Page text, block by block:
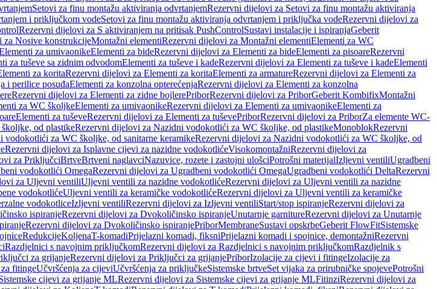
Setovi za finu montažu aktiviranja odvrtanjemRezervni dijelovi za Setovi za finu montažu aktiviranja
i priključkom vodeSetovi za finu montažu aktiviranja odvrtanjem i priključka vodeRezervni dijelovi za
Rezervni dijelovi za S aktiviranjem na pritisak PushControlSustavi instalacije i ispiranjaGeberit
za Nosive konstrukcijeMontažni elementiRezervni dijelovi za Montažni elementiElementi za WC
za umivaonikeElementi za bideRezervni dijelovi za Elementi za bideElementi za pisoareRezervni
za tuševe sa zidnim odvodomElementi za tuševe i kadeRezervni dijelovi za Elementi za tuševe i kadeElementi
za koritaRezervni dijelovi za Elementi za koritaElementi za armatureRezervni dijelovi za Elementi za
i perilice posuđaElementi za konzolna opterećenjaRezervni dijelovi za Elementi za konzolna
Rezervni dijelovi za Elementi za zidne bojlerePriborRezervni dijelovi za PriborGeberit KombifixMontažni
za WC školjkeElementi za umivaonikeRezervni dijelovi za Elementi za umivaonikeElementi za
Elementi za tuševeRezervni dijelovi za Elementi za tuševePriborRezervni dijelovi za PriborZa elemente WC-
od plastikeRezervni dijelovi za Nazidni vodokotlići za WC školjke, od plastikeMonoblokRezervni
vodokotlići za WC školjke, od sanitarne keramikeRezervni dijelovi za Nazidni vodokotlići za WC školjke, od
Rezervni dijelovi za Isplavne cijevi za nazidne vodokotlićeVisokomontažniRezervni dijelovi za
za PriključciBrtveBrtveni naglavciNazuvice, rozete i zastojni ulošciPotrošni materijalIzljevni ventiliUgradbeni
vodokotlići OmegaRezervni dijelovi za Ugradbeni vodokotlići OmegaUgradbeni vodokotlići DeltaRezervni
za Uljevni ventiliUljevni ventili za nazidne vodokotlićeRezervni dijelovi za Uljevni ventili za nazidne
vodokotlićeUljevni ventili za keramičke vodokotlićeRezervni dijelovi za Uljevni ventili za keramičke
vodokotliceIzljevni ventiliRezervni dijelovi za Izljevni ventiliStart/stop ispiranjeRezervni dijelovi za
ispiranjeRezervni dijelovi za Dvokoličinsko ispiranjeUnutarnje garnitureRezervni dijelovi za Unutarnje
Rezervni dijelovi za Dvokoličinsko ispiranjePriborMembraneSustavi opskrbeGeberit FlowFitSistemske
RedukcijeKoljenaT-komadiPrijelazni komadi, fiksniPrijelazni komadi i spojnice, demontažniRezervni
Razdjelnici s navojnim priključkomRezervni dijelovi za Razdjelnici s navojnim priključkomRazdjelnik s
za grijanjeRezervni dijelovi za Priključci za grijanjePriborIzolacije za cijevi i fitingeIzolacije za
fitingeUčvršćenja za cijeviUčvršćenja za priključkeSistemske brtveSet vijaka za prirubničke spojevePotrošni
cijevi za grijanje MLRezervni dijelovi za Sistemske cijevi za grijanje MLFitinziRezervni dijelovi za